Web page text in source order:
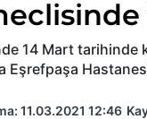
14 Mart tarihinde
Eşrefpaşa
11.03.2021 12:46